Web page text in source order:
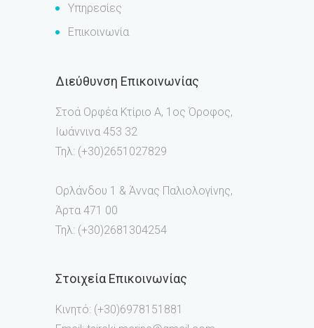
Υπηρεσίες
Επικοινωνία
Διεύθυνση Επικοινωνίας
Στοά Ορφέα Κτίριο Α, 1ος Όροφος,
Ιωάννινα 453 32
Τηλ: (+30)2651027829
Ορλάνδου 1 & Άννας Παλιολογίνης,
Άρτα 471 00
Τηλ: (+30)2681304254
Στοιχεία Επικοινωνίας
Κινητό: (+30)6978151881